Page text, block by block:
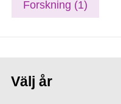
Forskning (1)
Välj år